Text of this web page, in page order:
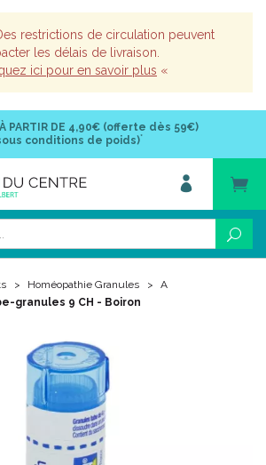
restrictions de circulation peuvent
les délais de livraison.
ici pour en savoir plus «
PARTIR DE 4,90€ (offerte dès 59€)
conditions de poids)*
Homéopathie Granules
A
granules 9 CH - Boiron